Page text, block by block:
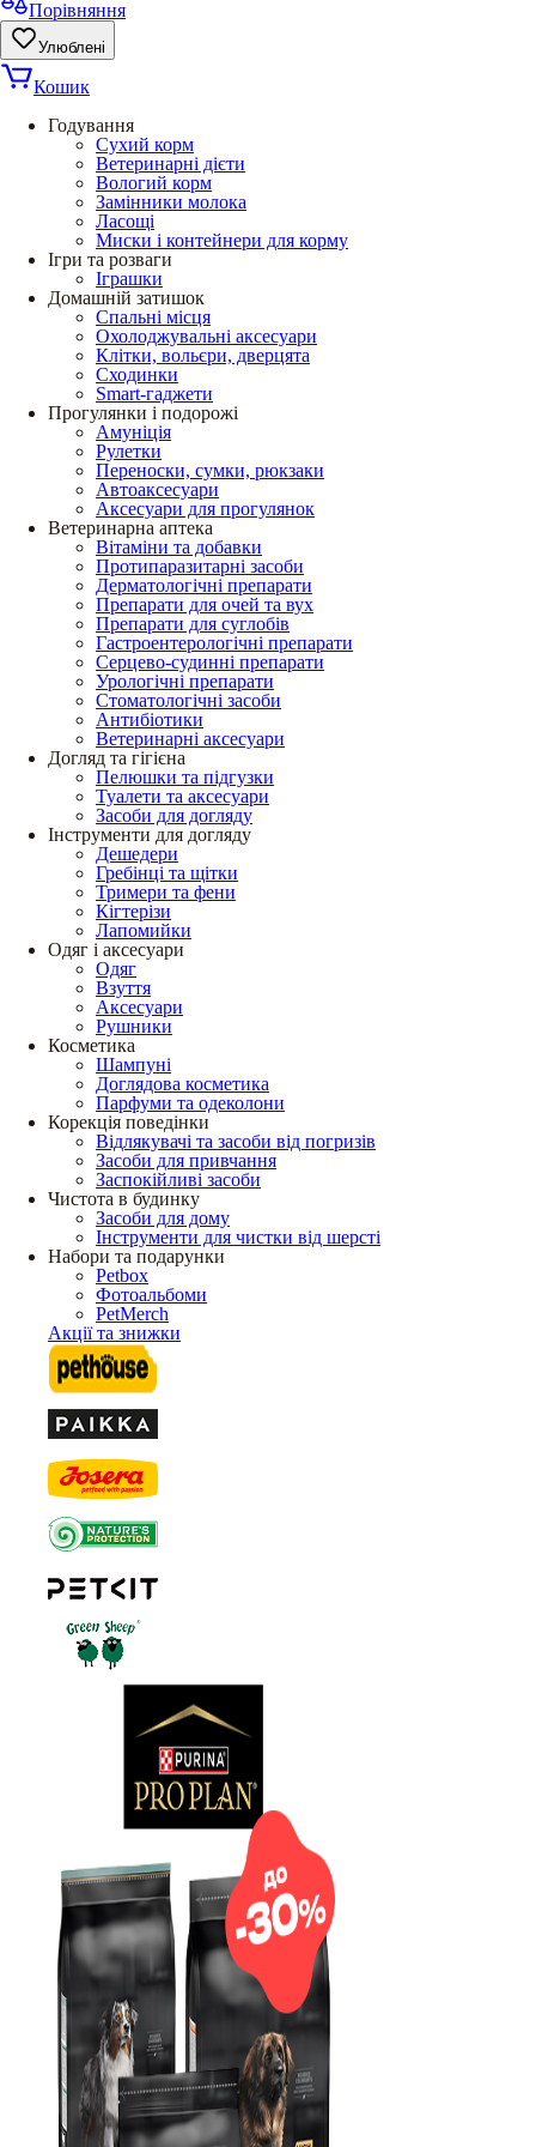
Порівняння
Улюблені
Кошик
Годування
Сухий корм
Ветеринарні дієти
Вологий корм
Замінники молока
Ласощі
Миски і контейнери для корму
Ігри та розваги
Іграшки
Домашній затишок
Спальні місця
Охолоджувальні аксесуари
Клітки, вольєри, дверцята
Сходинки
Smart-гаджети
Прогулянки і подорожі
Амуніція
Рулетки
Переноски, сумки, рюкзаки
Автоаксесуари
Аксесуари для прогулянок
Ветеринарна аптека
Вітаміни та добавки
Протипаразитарні засоби
Дерматологічні препарати
Препарати для очей та вух
Препарати для суглобів
Гастроентерологічні препарати
Серцево-судинні препарати
Урологічні препарати
Стоматологічні засоби
Антибіотики
Ветеринарні аксесуари
Догляд та гігієна
Пелюшки та підгузки
Туалети та аксесуари
Засоби для догляду
Інструменти для догляду
Дешедери
Гребінці та щітки
Тримери та фени
Кігтерізи
Лапомийки
Одяг і аксесуари
Одяг
Взуття
Аксесуари
Рушники
Косметика
Шампуні
Доглядова косметика
Парфуми та одеколони
Корекція поведінки
Відлякувачі та засоби від погризів
Засоби для привчання
Заспокійливі засоби
Чистота в будинку
Засоби для дому
Інструменти для чистки від шерсті
Набори та подарунки
Petbox
Фотоальбоми
PetMerch
Акції та знижки